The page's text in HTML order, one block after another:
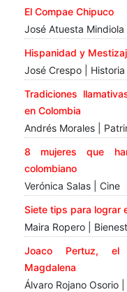
El Compae Chipuco
José Atuesta
Hispanidad y
José Crespo | Historia
Tradiciones
en Colombia
Andrés Morales |
8 mujeres que
colombiano
Verónica Salas | Cine
Siete tips para lograr
Maira Ropero |
Joaco Pertuz,
Magdalena
Álvaro Rojano Osorio